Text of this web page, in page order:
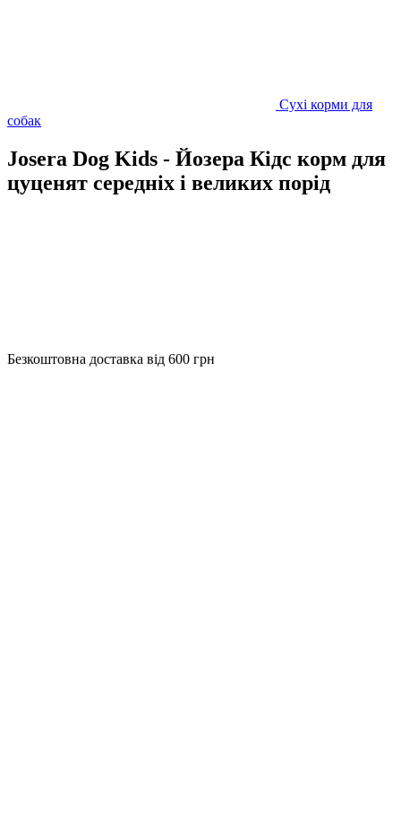
Сухі корми для
собак
Josera Dog Kids - Йозера Кідс корм для
цуценят середніх і великих порід
Безкоштовна доставка від 600 грн